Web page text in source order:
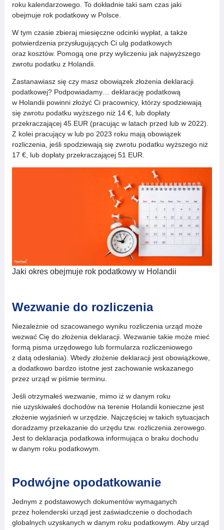
roku kalendarzowego. To dokładnie taki sam czas jaki
obejmuje rok podatkowy w Polsce.
W tym czasie zbieraj miesięczne odcinki wypłat, a także
potwierdzenia przysługujących Ci ulg podatkowych
oraz kosztów. Pomogą one przy wyliczeniu jak najwyższego
zwrotu podatku z Holandii.
Zastanawiasz się czy masz obowiązek złożenia deklaracji
podatkowej? Podpowiadamy… deklarację podatkową
w Holandii powinni złożyć Ci pracownicy, którzy spodziewają
się zwrotu podatku wyższego niż 14 €, lub dopłaty
przekraczającej 45 EUR (pracując w latach przed lub w 2022).
Z kolei pracujący w lub po 2023 roku mają obowiązek
rozliczenia, jeśli spodziewają się zwrotu podatku wyższego niż
17 €, lub dopłaty przekraczającej 51 EUR.
Jaki okres obejmuje rok podatkowy w Holandii
Wezwanie do rozliczenia
Niezależnie od szacowanego wyniku rozliczenia urząd może
wezwać Cię do złożenia deklaracji. Wezwanie takie może mieć
formą pisma urzędowego lub formularza rozliczeniowego
z datą odesłania). Wtedy złożenie deklaracji jest obowiązkowe,
a dodatkowo bardzo istotne jest zachowanie wskazanego
przez urząd w piśmie terminu.
Jeśli otrzymałeś wezwanie, mimo iż w danym roku
nie uzyskiwałeś dochodów na terenie Holandii konieczne jest
złożenie wyjaśnień w urzędzie. Najczęściej w takich sytuacjach
doradzamy przekazanie do urzędu tzw. rozliczenia zerowego.
Jest to deklaracja podatkowa informująca o braku dochodu
w danym roku podatkowym.
Podwójne opodatkowanie
Jednym z podstawowych dokumentów wymaganych
przez holenderski urząd jest zaświadczenie o dochodach
globalnych uzyskanych w danym roku podatkowym. Aby urząd